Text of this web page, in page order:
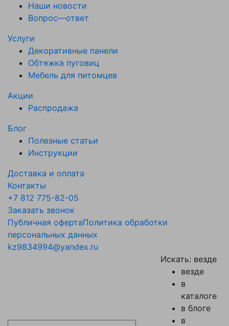
Наши новости
Вопрос—ответ
Услуги
Декоративные панели
Обтяжка пуговиц
Мебель для питомцев
Акции
Распродажа
Блог
Полезные статьи
Инструкции
Доставка и оплата
Контакты
+7 812 775-82-05
Заказать звонок
Публичная офертаПолитика обработки
персональных данных
kz9834994@yandex.ru
Искать: везде
везде
в
каталоге
в блоге
в